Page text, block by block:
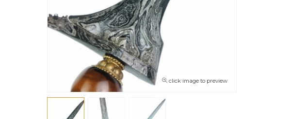
click image to preview